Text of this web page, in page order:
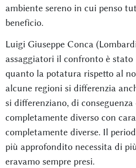
ambiente sereno in cui penso
beneficio.
Luigi Giuseppe Conca
assaggiatori il confronto è stato
quanto la potatura rispetto al
alcune regioni si differenzia
si differenziano, di
completamente diverso con
completamente diverse. Il
più approfondito necessita di
eravamo sempre presi.